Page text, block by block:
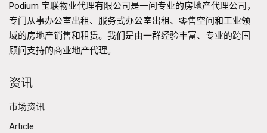
Podium 宝联物业代理有限公司是一间专业的房地产代理公司，
专门从事办公室出租、服务式办公室出租、零售空间和工业领
域的房地产销售和租赁。我们是由一群经验丰富、专业的跨国
顾问支持的商业地产代理。
资讯
市场资讯
Article